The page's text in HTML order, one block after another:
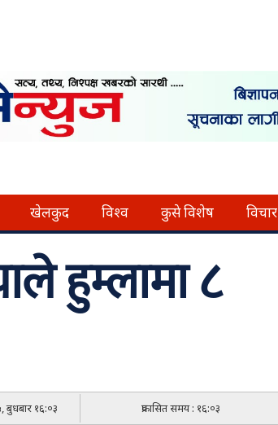
खेलकुद विश्व कुसे विशेष विचार
हुम्लामा ८
बुधबार १६:०३ प्रकासित समय : १६:०३